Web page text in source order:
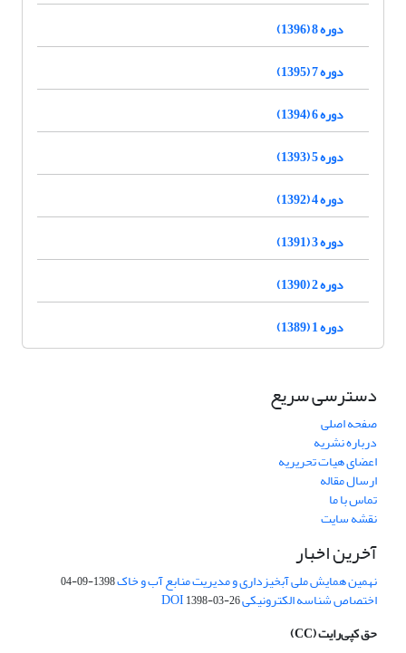
دوره 8 (1396)
دوره 7 (1395)
دوره 6 (1394)
دوره 5 (1393)
دوره 4 (1392)
دوره 3 (1391)
دوره 2 (1390)
دوره 1 (1389)
دسترسی سریع
صفحه اصلی
درباره نشریه
اعضای هیات تحریریه
ارسال مقاله
تماس با ما
نقشه سایت
آخرین اخبار
نهمین همایش ملی آبخیزداری و مدیریت منابع آب و خاک1398-09-04
اختصاص شناسه الکترونیکی DOI1398-03-26
حق کپی‌رایت(CC)